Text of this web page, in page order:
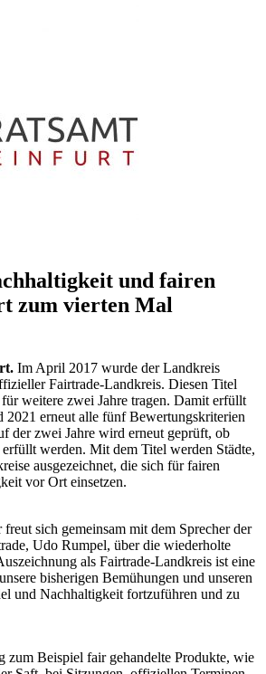
und fairen
zum vierten Mal
Im April 2017 wurde der Landkreis
Fairtrade-Landkreis. Diesen Titel
weitere zwei Jahre tragen. Damit erfüllt
2021 erneut alle fünf Bewertungskriterien
der zwei Jahre wird erneut geprüft, ob
werden. Mit dem Titel werden Städte,
ausgezeichnet, die sich für fairen
vor Ort einsetzen.
sich gemeinsam mit dem Sprecher der
Udo Rumpel, über die wiederholte
als Fairtrade-Landkreis ist eine
bisherigen Bemühungen und unseren
und Nachhaltigkeit fortzuführen und zu
zum Beispiel fair gehandelte Produkte, wie